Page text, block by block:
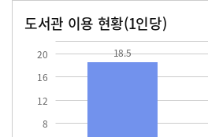
도서관 이용 현황(1인당)
8
12
16
20 18.5